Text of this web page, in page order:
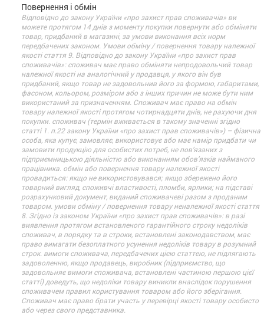
Повернення і обмін
Відповідно до закону України «про захист прав споживачів» ви
можете протягом 14 днів з моменту покупки повернути або обміняти
товар, придбаний в магазині, за умови виконання всіх норм
передбачених законом. Умови обміну / повернення товару належної
якості стаття 9. Відповідно до закону України «про захист прав
споживачів»: споживач має право обміняти непродовольчий товар
належної якості на аналогічний у продавця, у якого він був
придбаний, якщо товар не задовольнив його за формою, габаритами,
фасоном, кольором, розміром або з інших причин не може бути ним
використаний за призначенням. Споживач має право на обмін
товару належної якості протягом чотирнадцяти днів, не рахуючи дня
покупки. споживач (термін вживається в такому значенні згідно
статті 1. п.22 закону України «про захист прав споживачів») – фізична
особа, яка купує, замовляє, використовує або має намір придбати чи
замовити продукцію для особистих потреб, не пов’язаних з
підприємницькою діяльністю або виконанням обов’язків найманого
працівника. обмін або повернення товару належної якості
провадиться: якщо не використовувався; якщо збережено його
товарний вигляд, споживчі властивості, пломби, ярлики; на підставі
розрахунковий документ, виданий споживачеві разом з проданим
товаром. умови обміну / повернення товару неналежної якості стаття
8. Згідно із законом України «про захист прав споживачів»: в разі
виявлення протягом встановленого гарантійного строку недоліків
споживач, в порядку та в строки, встановлені законодавством, має
право вимагати безоплатного усунення недоліків товару в розумний
строк. вимоги споживача, передбачених цією статтею, не підлягають
задоволенню, якщо продавець, виробник (підприємство, що
задовольняє вимоги споживача, встановлені частиною першою цієї
статті) доведуть, що недоліки товару виникли внаслідок порушення
споживачем правил користування товаром або його зберігання.
Споживач має право брати участь у перевірці якості товару особисто
або через свого представника.